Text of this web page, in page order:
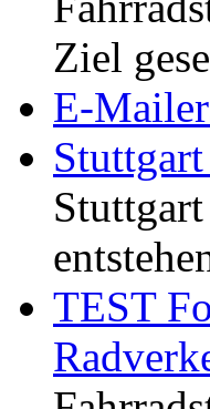
Ziel
E-
TEST